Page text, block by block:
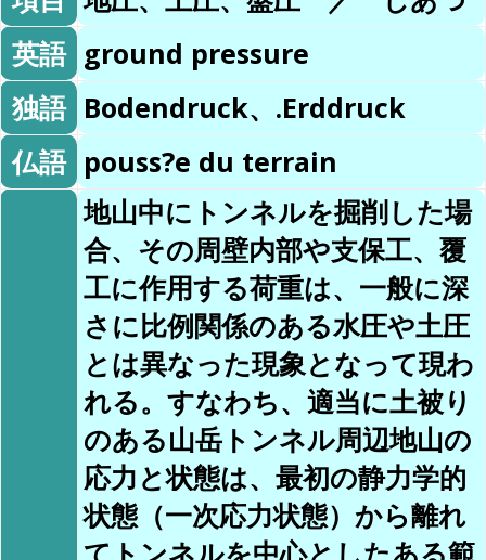
英語 ground pressure
独語 Bodendruck、.Erddruck
仏語 pouss?e du terrain
地山中にトンネルを掘削した場
合、その周壁内部や支保工、覆
工に作用する荷重は、一般に深
さに比例関係のある水圧や土圧
とは異なった現象となって現わ
れる。すなわち、適当に土被り
のある山岳トンネル周辺地山の
応力と状態は、最初の静力学的
状態（一次応力状態）から離れ
てトンネルを中心としたある範